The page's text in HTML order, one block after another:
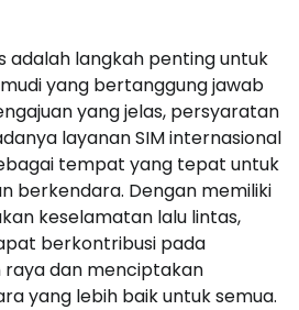
adalah langkah penting untuk
yang bertanggung jawab
yang jelas, persyaratan
layanan SIM internasional
tempat yang tepat untuk
berkendara. Dengan memiliki
keselamatan lalu lintas,
berkontribusi pada
raya dan menciptakan
yang lebih baik untuk semua.